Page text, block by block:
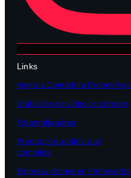
Links
Agencia Operadora Drones Vigo
Grabación de vídeo con drones
Fotografía aérea
Producción audiovisual
completa
Empresa drones en Pontevedra